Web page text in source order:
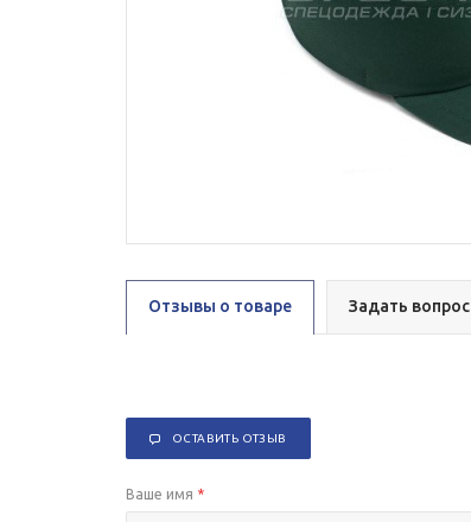
Отзывы о товаре Задать вопрос
ОСТАВИТЬ ОТЗЫВ
Ваше имя *